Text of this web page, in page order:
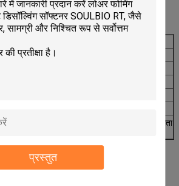
प्रस्तुत
अमाइड्स यौगिक
जब ठंडा, सूखा और छायादार गोदाम में संग्रहीत किया जाता